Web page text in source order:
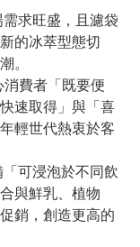
求旺盛，且濾袋
的冰萃型態切
。
費者「既要便
速取得」與「喜
輕世代熱衷於客
可浸泡於不同飲
與鮮乳、植物
銷，創造更高的